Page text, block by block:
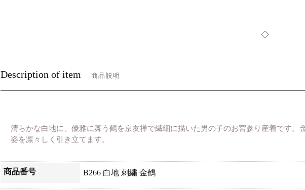
◇
Description of item 商品説明
清らかな白地に、優雅に舞う鶴を京友禅で繊細に描いた男の子のお宮参り産着です
姿を凛々しく引き立てます。
商品番号 B266 白地 刺繍 金鶴